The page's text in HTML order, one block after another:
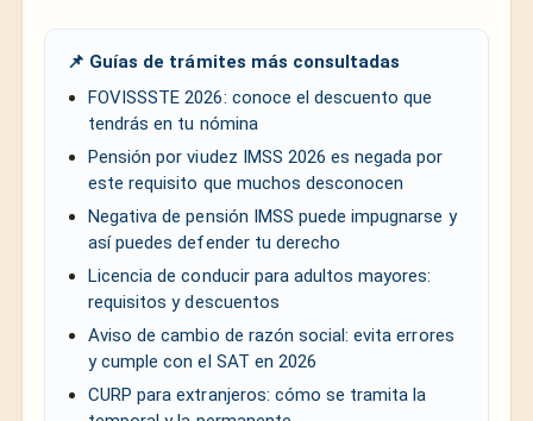
📌 Guías de trámites más consultadas
FOVISSSTE 2026: conoce el descuento que
tendrás en tu nómina
Pensión por viudez IMSS 2026 es negada por
este requisito que muchos desconocen
Negativa de pensión IMSS puede impugnarse y
así puedes defender tu derecho
Licencia de conducir para adultos mayores:
requisitos y descuentos
Aviso de cambio de razón social: evita errores
y cumple con el SAT en 2026
CURP para extranjeros: cómo se tramita la